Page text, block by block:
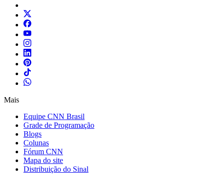
Mais
Equipe CNN Brasil
Grade de Programação
Blogs
Colunas
Fórum CNN
Mapa do site
Distribuição do Sinal